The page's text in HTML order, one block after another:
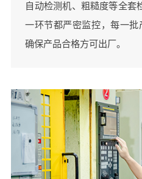
自动检测机、粗糙度等全套
一环节都严密监控，每一批
确保产品合格方可出厂。